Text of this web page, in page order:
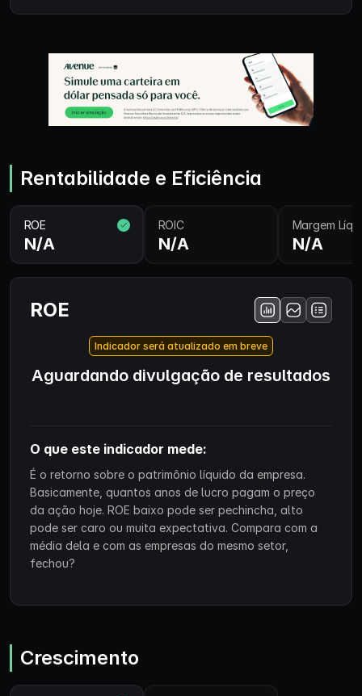
Rentabilidade e Eficiência
ROE
N/A
ROIC
N/A
Margem
N/A
ROE
Indicador será atualizado em breve
Aguardando divulgação de resultados
O que este indicador mede:
É o retorno sobre o patrimônio líquido da empresa.
Basicamente, quantos anos de lucro pagam o preço
da ação hoje. ROE baixo pode ser pechincha, alto
pode ser caro ou muita expectativa. Compara com a
média dela e com as empresas do mesmo setor,
fechou?
Crescimento